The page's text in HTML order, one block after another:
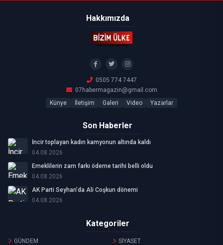
Hakkımızda
0505 774 7447
07habermagazin@gmail.com
Künye
İletişim Galeri Video Yazarlar
Son Haberler
İncir toplayan kadın kamyonun altında kaldı
04.08.2026
Emeklilerin zam farkı ödeme tarihi belli oldu
04.08.2026
AK Parti Seyhan’da Ali Coşkun dönemi
04.08.2026
Kategoriler
GÜNDEM SİYASET